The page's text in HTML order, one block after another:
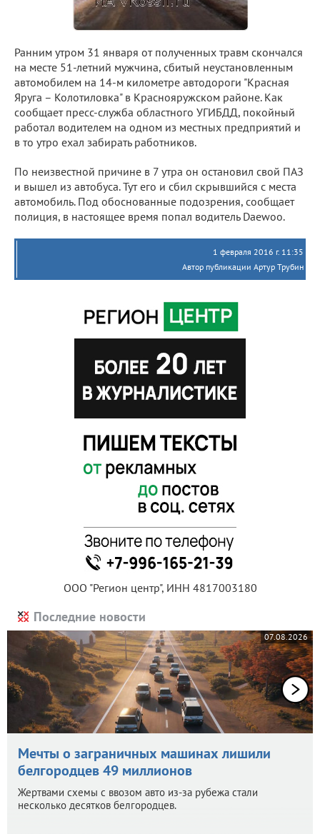
Ранним утром 31 января от полученных травм скончался
на месте 51-летний мужчина, сбитый неустановленным
автомобилем на 14-м километре автодороги "Красная
Яруга – Колотиловка" в Краснояружском районе. Как
сообщает пресс-служба областного УГИБДД, покойный
работал водителем на одном из местных предприятий и
в то утро ехал забирать работников.
По неизвестной причине в 7 утра он остановил свой ПАЗ
и вышел из автобуса. Тут его и сбил скрывшийся с места
автомобиль. Под обоснованные подозрения, сообщает
полиция, в настоящее время попал водитель Daewoo.
1 февраля 2016 г. 11:35
Автор публикации Артур Трубин
ООО "Регион центр", ИНН 4817003180
Последние новости
07.08.2026
Мечты о заграничных машинах лишили
белгородцев 49 миллионов
Жертвами схемы с ввозом авто из-за рубежа стали
несколько десятков белгородцев.